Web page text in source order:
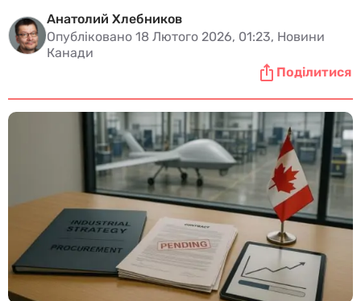
Анатолий Хлебников
Опубліковано 18 Лютого 2026, 01:23, Новини
Канади
Поділитися